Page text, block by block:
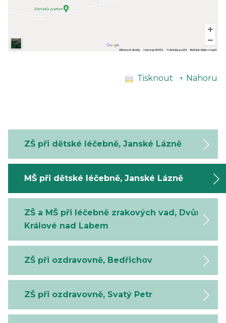
Tisknout ↑ Nahoru
ZŠ při dětské léčebně, Janské Lázně
MŠ při dětské léčebně, Janské Lázně
ZŠ a MŠ při léčebně zrakových vad, Dvůr
Králové nad Labem
ZŠ při ozdravovně, Bedřichov
ZŠ při ozdravovně, Svatý Petr